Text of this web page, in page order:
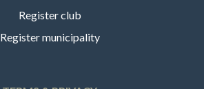
Register club
Register municipality